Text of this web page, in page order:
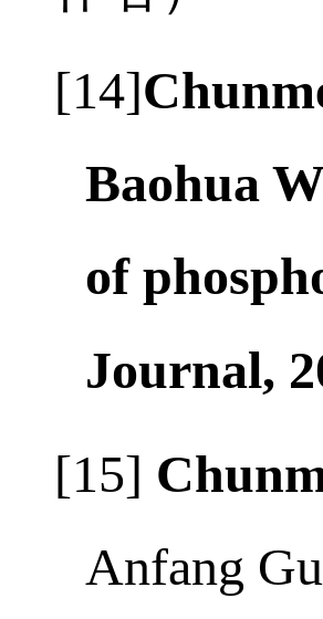
作者）
[14]
Baohua
of
Journal,
[15]